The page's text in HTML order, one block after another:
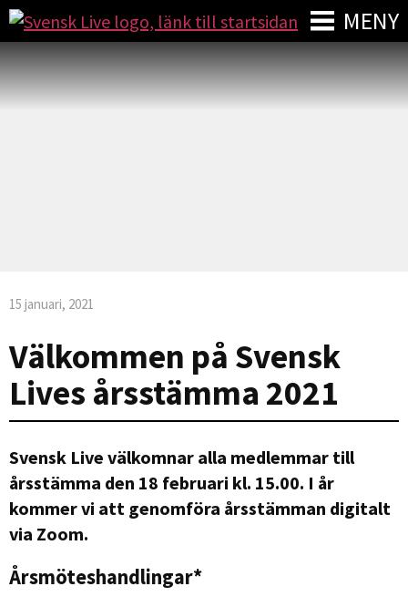
MENY
15 januari, 2021
Välkommen på Svensk
Lives årsstämma 2021
Svensk Live välkomnar alla medlemmar till
årsstämma den 18 februari kl. 15.00. I år
kommer vi att genomföra årsstämman digitalt
via Zoom.
Årsmöteshandlingar*